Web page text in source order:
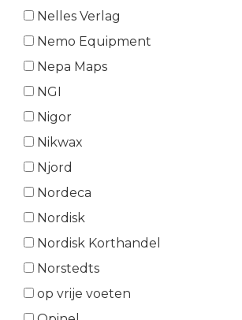
Nelles Verlag
Nemo Equipment
Nepa Maps
NGI
Nigor
Nikwax
Njord
Nordeca
Nordisk
Nordisk Korthandel
Norstedts
op vrije voeten